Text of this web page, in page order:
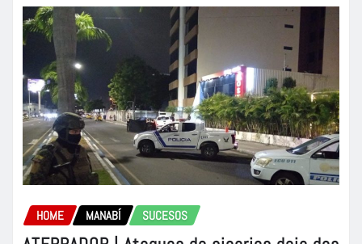
HOME MANABÍ SUCESOS